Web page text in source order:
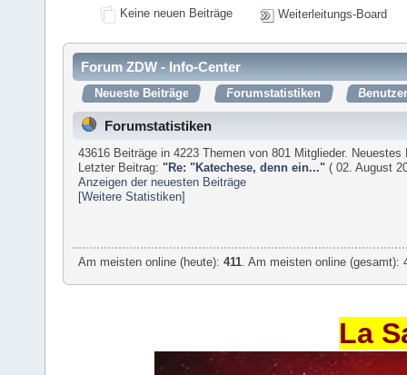
Keine neuen Beiträge Weiterleitungs-Board
Forum ZDW - Info-Center
Neueste Beiträge Forumstatistiken
Forumstatistiken
43616 Beiträge in 4223 Themen von 801 Mitglieder.
Letzter Beitrag: "Re: "Katechese, denn ein..." ( 02. August
Anzeigen der neuesten Beiträge
[Weitere Statistiken]
Am meisten online (heute):411 . Am meisten online
La